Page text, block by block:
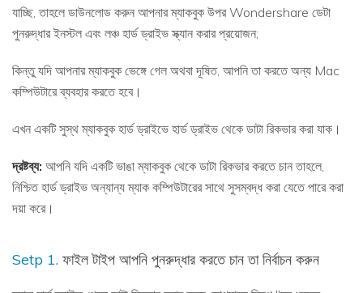
যাচ্ছি, তাহলে ডাউনলোড করুন আপনার ম্যাকবুক উপর Wondershare ডেটা
পুনরুদ্ধার ইনস্টল এবং লঞ্চ হার্ড ড্রাইভ স্ক্যান করার প্রয়োজন;
কিন্তু যদি আপনার ম্যাকবুক ভেঙ্গে গেল অথবা দূষিত, আপনি তা করতে অন্য Mac
কম্পিউটারে ব্যবহার করতে হবে।
এখন একটি সুস্থ ম্যাকবুক হার্ড ড্রাইভে হার্ড ড্রাইভ থেকে ডাটা রিকভার করা যাক।
দ্রষ্টব্য: আপনি যদি একটি ভাঙা ম্যাকবুক থেকে ডাটা রিকভার করতে চান তাহলে,
নিশ্চিত হার্ড ড্রাইভ অন্যান্য ম্যাক কম্পিউটারের সাথে সুসম্বদ্ধ করা যেতে পারে করা
দয়া করে।
Setp 1. ফাইল টাইপ আপনি পুনরুদ্ধার করতে চান তা নির্বাচন করুন